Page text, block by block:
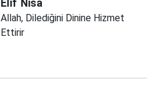
Elif Nisa
Allah, Dilediğini Dinine Hizmet
Ettirir